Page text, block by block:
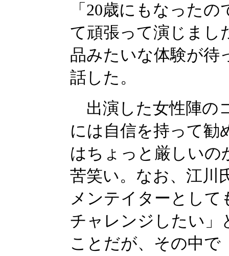
「20歳にもなった
て頑張って演じまし
品みたいな体験が待
話した。
出演した女性陣の
には自信を持って勧
はちょっと厳しい
苦笑い。なお、江川
メンテイターとして
チャレンジしたい」
ことだが、その中で